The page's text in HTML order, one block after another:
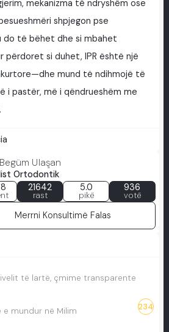
mekanizma të ndryshëm ose
shpjegon pse
do të bëhet dhe si mbahet
përdoret si duhet, IPR është një
mund të ndihmojë të
i pastër, më i qëndrueshëm me
Ulaşan
Ortodontik
21642
rast
5.0
pikë
936
votë
Merrni Konsultimë Falas
të lartë, çmime transparente
e mundur në Milim 234